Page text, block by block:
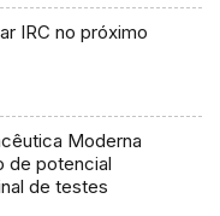
IRC no próximo
Moderna
de potencial
de testes